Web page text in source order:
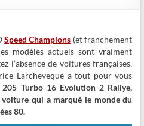
Speed Champions (et franchement
modèles actuels sont vraiment
l’absence de voitures françaises,
Larcheveque a tout pour vous
Turbo 16 Evolution 2 Rallye,
qui a marqué le monde du
80.